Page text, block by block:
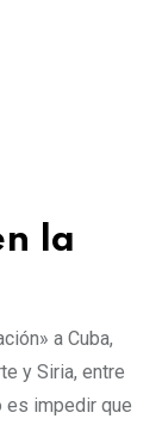
la
a Cuba,
y Siria, entre
es impedir que